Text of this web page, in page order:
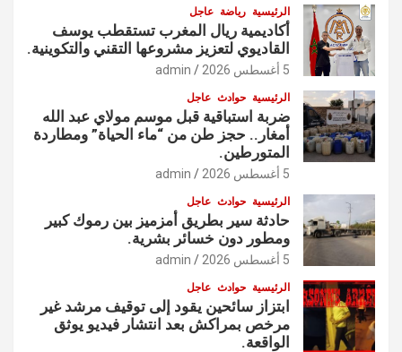
الرئيسية رياضة عاجل
أكاديمية ريال المغرب تستقطب يوسف
القاديوي لتعزيز مشروعها التقني والتكوينية.
5 أغسطس 2026 admin
الرئيسية حوادث عاجل
ضربة استباقية قبل موسم مولاي عبد الله
أمغار.. حجز طن من “ماء الحياة” ومطاردة
المتورطين.
5 أغسطس 2026 admin
الرئيسية حوادث عاجل
حادثة سير بطريق أمزميز بين رموك كبير
ومطور دون خسائر بشرية.
5 أغسطس 2026 admin
الرئيسية حوادث عاجل
ابتزاز سائحين يقود إلى توقيف مرشد غير
مرخص بمراكش بعد انتشار فيديو يوثق
الواقعة.